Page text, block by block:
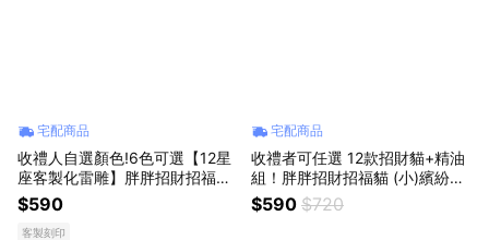
宅配商品
收禮人自選顏色!6色可選【12星
座客製化雷雕】胖胖招財招福貓
一對(小)客製生日.英文名字
$590
客製刻印
宅配商品
收禮者可任選 12款招財貓+精油
組！胖胖招財招福貓 (小)繽紛好
運精油組(收禮者可任選)生日 祝
福 感謝招財貓
$590 $720